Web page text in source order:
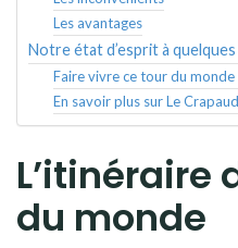
Les avantages
Notre état d’esprit à
Faire vivre ce tour du
En savoir plus sur Le
L’itinéraire
du monde